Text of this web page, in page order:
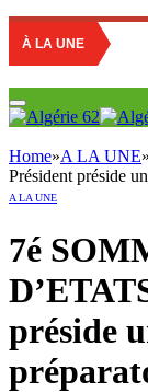
À LA UNE
Home»A LA UNE»
Président préside
A LA UNE
7é
préside